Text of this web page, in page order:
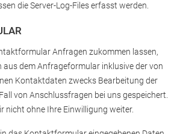
die Server-Log-Files erfasst werden.
Anfragen zukommen lassen,
aus dem Anfrageformular inklusive der von
Kontaktdaten zwecks Bearbeitung der
von Anschlussfragen bei uns gespeichert.
nicht ohne Ihre Einwilligung weiter.